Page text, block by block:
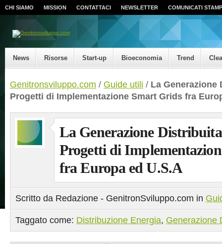
CHI SIAMO MISSION CONTATTACI NEWSLETTER COMUNICATI
News Risorse Start-up Bioeconomia Trend
Genitronsviluppo.com / Guide utili / La
Progetti di Implementazione Smart Grids fra
La Generazione
Progetti di
fra Europa ed U.S.A
Scritto da Redazione - GenitronSviluppo.com in
Taggato come: Distribuzione Energia, Generazione